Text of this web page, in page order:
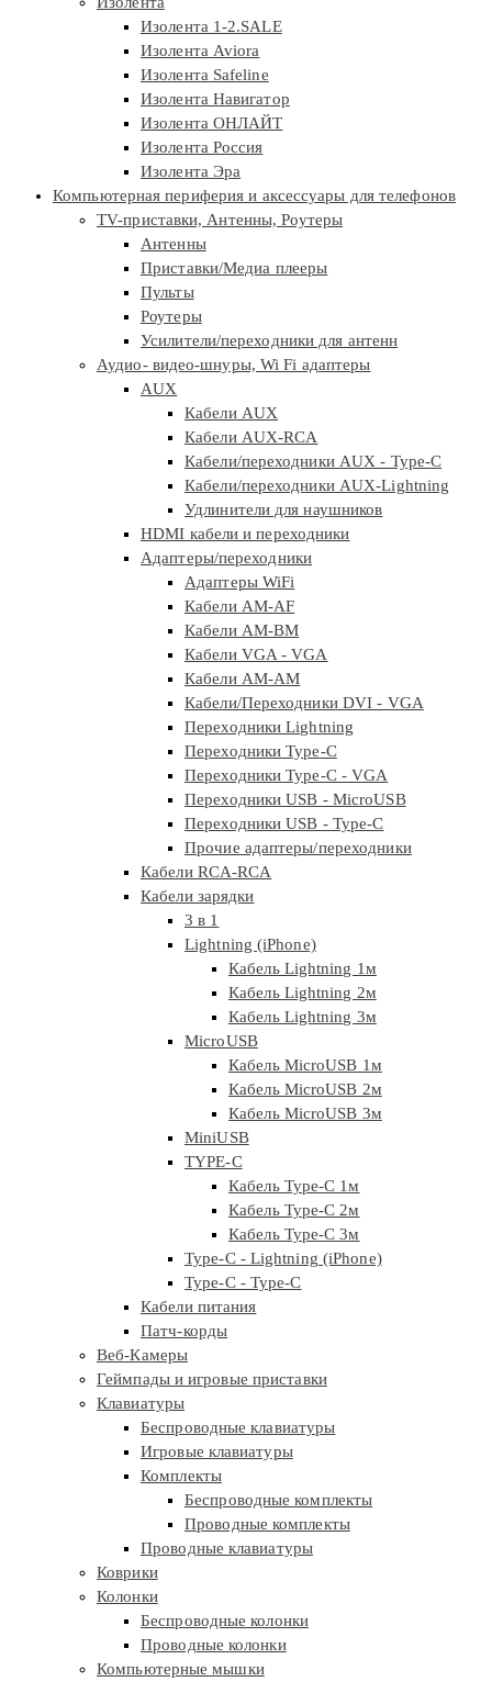
Изолента 1-2.SALE
Изолента Aviora
Изолента Safeline
Изолента Навигатор
Изолента ОНЛАЙТ
Изолента Россия
Изолента Эра
Компьютерная периферия и аксессуары для телефонов
TV-приставки, Антенны, Роутеры
Антенны
Приставки/Медиа плееры
Пульты
Роутеры
Усилители/переходники для антенн
Аудио- видео-шнуры, Wi Fi адаптеры
AUX
Кабели AUX
Кабели AUX-RCA
Кабели/переходники AUX - Type-C
Кабели/переходники AUX-Lightning
Удлинители для наушников
HDMI кабели и переходники
Адаптеры/переходники
Адаптеры WiFi
Кабели AM-AF
Кабели AM-BM
Кабели VGA - VGA
Кабели АМ-АМ
Кабели/Переходники DVI - VGA
Переходники Lightning
Переходники Type-C
Переходники Type-C - VGA
Переходники USB - MicroUSB
Переходники USB - Type-C
Прочие адаптеры/переходники
Кабели RCA-RCA
Кабели зарядки
3 в 1
Lightning (iPhone)
Кабель Lightning 1м
Кабель Lightning 2м
Кабель Lightning 3м
MicroUSB
Кабель MicroUSB 1м
Кабель MicroUSB 2м
Кабель MicroUSB 3м
MiniUSB
TYPE-C
Кабель Type-C 1м
Кабель Type-C 2м
Кабель Type-C 3м
Type-C - Lightning (iPhone)
Type-C - Type-C
Кабели питания
Патч-корды
Веб-Камеры
Геймпады и игровые приставки
Клавиатуры
Беспроводные клавиатуры
Игровые клавиатуры
Комплекты
Беспроводные комплекты
Проводные комплекты
Проводные клавиатуры
Коврики
Колонки
Беспроводные колонки
Проводные колонки
Компьютерные мышки